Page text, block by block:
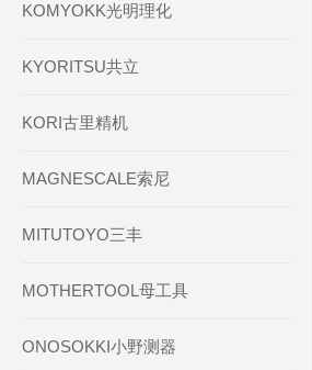
KOMYOKK光明理化
KYORITSU共立
KORI古里精机
MAGNESCALE索尼
MITUTOYO三丰
MOTHERTOOL母工具
ONOSOKKI小野测器